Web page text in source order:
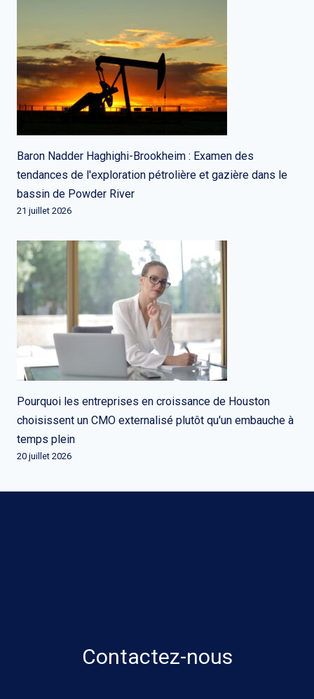
Baron Nadder Haghighi-Brookheim : Examen des
tendances de l'exploration pétrolière et gazière dans le
bassin de Powder River
21 juillet 2026
Pourquoi les entreprises en croissance de Houston
choisissent un CMO externalisé plutôt qu'un embauche à
temps plein
20 juillet 2026
Contactez-nous